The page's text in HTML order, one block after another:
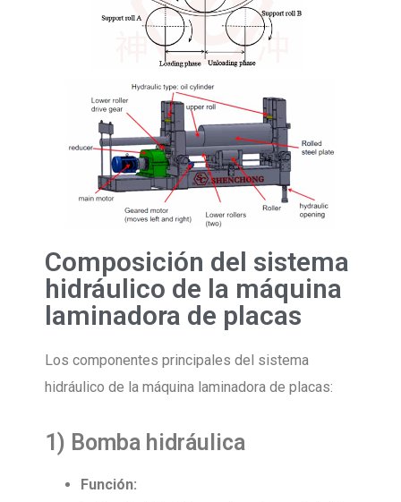
Composición del sistema
hidráulico de la máquina
laminadora de placas
Los componentes principales del sistema
hidráulico de la máquina laminadora de placas:
1) Bomba hidráulica
Función: